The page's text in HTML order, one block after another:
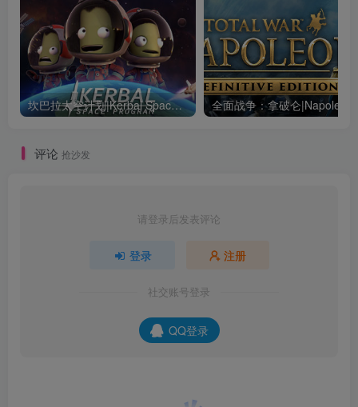
坎巴拉太空计划|Kerbal Space Program|1.12.5.3190|整合全DLC
评论 抢沙发
请登录后发表评论
登录 注册
社交账号登录
QQ登录